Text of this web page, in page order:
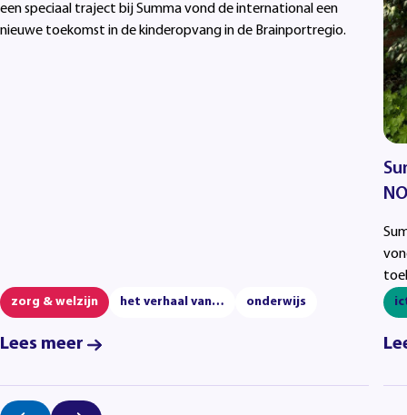
een speciaal traject bij Summa vond de international een
nieuwe toekomst in de kinderopvang in de Brainportregio.
zorg & welzijn het verhaal van… onderwijs
Lees meer